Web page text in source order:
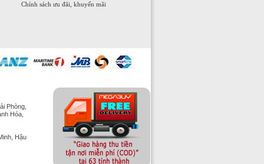
Chính sách ưu đãi, khuyến mãi
Phòng,
Hóa,
Hậu